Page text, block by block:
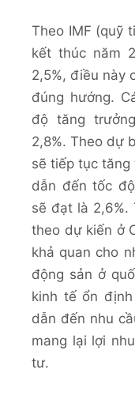
Theo IMF (quỹ
kết thúc năm
2,5%, điều này
đúng hướng.
độ tăng
2,8%. Theo dự
sẽ tiếp tục tăng
dẫn đến tốc
sẽ đạt là 2,6%.
theo dự kiến ở
khả quan cho
động sản ở
kinh tế ổn
dẫn đến nhu
mang lại lợi
tư.